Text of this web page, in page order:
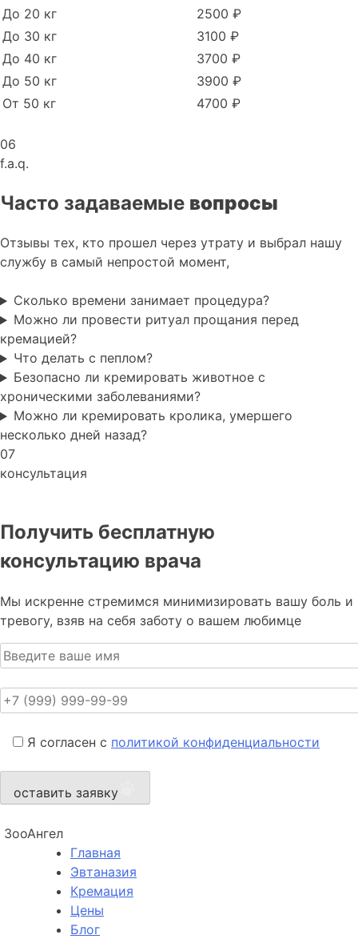
До 20 кг
2500 ₽
До 30 кг
3100 ₽
До 40 кг
3700 ₽
До 50 кг
3900 ₽
От 50 кг
4700 ₽
06
f.a.q.
Часто задаваемые вопросы
Отзывы тех, кто прошел через утрату и выбрал нашу
службу в самый непростой момент,
Сколько времени занимает процедура?
Можно ли провести ритуал прощания перед
кремацией?
Что делать с пеплом?
Безопасно ли кремировать животное с
хроническими заболеваниями?
Можно ли кремировать кролика, умершего
несколько дней назад?
07
консультация
Получить бесплатную
консультацию врача
Мы искренне стремимся минимизировать вашу боль и
тревогу, взяв на себя заботу о вашем любимце
Я согласен с политикой конфиденциальности
оставить заявку
ЗооАнгел
Главная
Эвтаназия
Кремация
Цены
Блог